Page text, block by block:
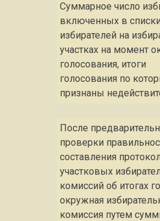
Суммарное число
включенных в списки
избирателей на
участках на момент
голосования, итоги
голосования по
признаны
После
проверки
составления
участковых
комиссий об итогах
окружная
комиссия путем